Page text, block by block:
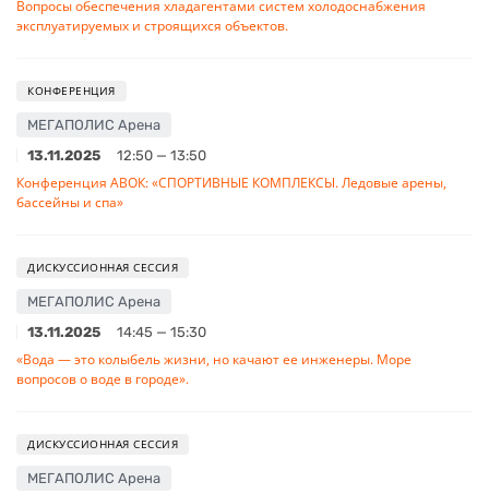
Вопросы обеспечения хладагентами систем холодоснабжения
эксплуатируемых и строящихся объектов.
КОНФЕРЕНЦИЯ
МЕГАПОЛИС Арена
13.11.2025
12:50 — 13:50
Конференция АВОК: «СПОРТИВНЫЕ КОМПЛЕКСЫ. Ледовые арены,
бассейны и спа»
ДИСКУССИОННАЯ СЕССИЯ
МЕГАПОЛИС Арена
13.11.2025
14:45 — 15:30
«Вода — это колыбель жизни, но качают ее инженеры. Море
вопросов о воде в городе».
ДИСКУССИОННАЯ СЕССИЯ
МЕГАПОЛИС Арена